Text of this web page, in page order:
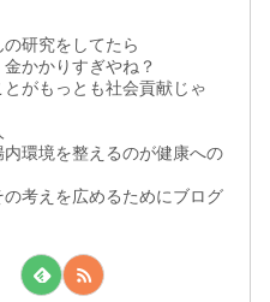
の研究をしてたら
金かかりすぎやね？
とがもっとも社会貢献じゃ
内環境を整えるのが健康への
の考えを広めるためにブログ